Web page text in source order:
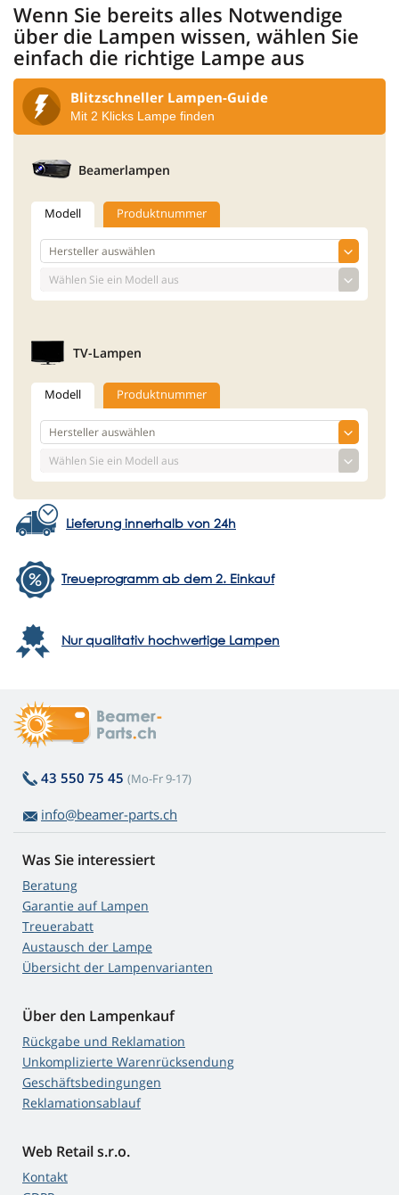
Wenn Sie bereits alles Notwendige
über die Lampen wissen, wählen Sie
einfach die richtige Lampe aus
Blitzschneller Lampen-Guide
Mit 2 Klicks Lampe finden
Beamerlampen
Modell Produktnummer
TV-Lampen
Modell Produktnummer
Lieferung innerhalb von 24h
Treueprogramm ab dem 2. Einkauf
Nur qualitativ hochwertige Lampen
43 550 75 45 (Mo-Fr 9-17)
info@beamer-parts.ch
Was Sie interessiert
Beratung
Garantie auf Lampen
Treuerabatt
Austausch der Lampe
Übersicht der Lampenvarianten
Über den Lampenkauf
Rückgabe und Reklamation
Unkomplizierte Warenrücksendung
Geschäftsbedingungen
Reklamationsablauf
Web Retail s.r.o.
Kontakt